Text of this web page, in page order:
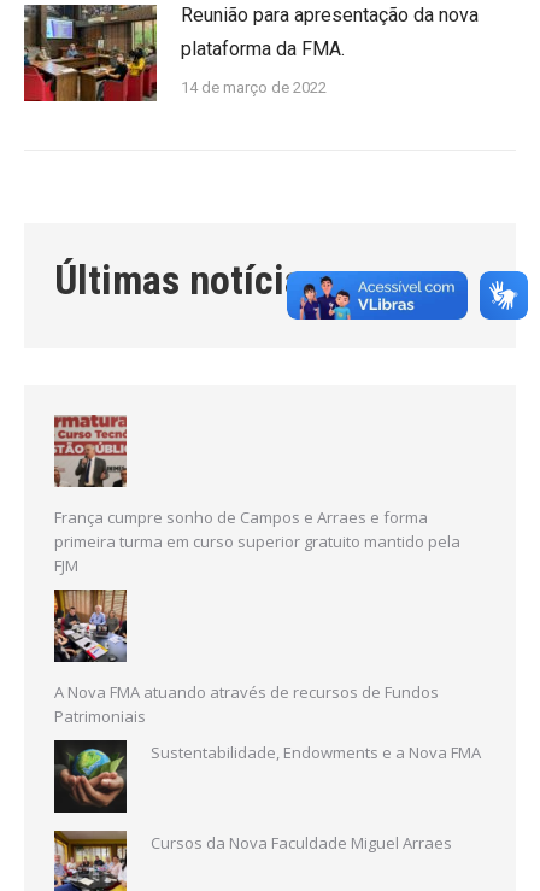
Reunião para apresentação da nova
plataforma da FMA.
14 de março de 2022
Últimas notícias
França cumpre sonho de Campos e Arraes e forma
primeira turma em curso superior gratuito mantido pela
FJM
A Nova FMA atuando através de recursos de Fundos
Patrimoniais
Sustentabilidade, Endowments e a Nova FMA
Cursos da Nova Faculdade Miguel Arraes